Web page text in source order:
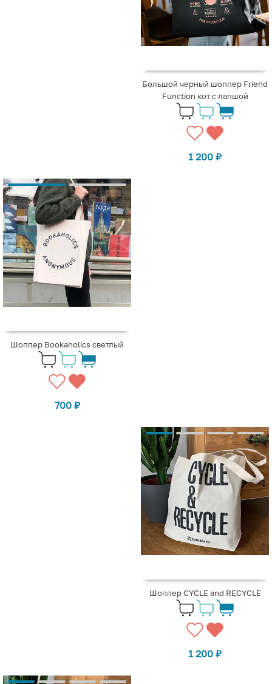
Большой черный шоппер Friend
Function кот с лапшой
1 200 ₽
Шоппер Bookaholics светлый
700 ₽
Шоппер CYCLE and RECYCLE
1 200 ₽